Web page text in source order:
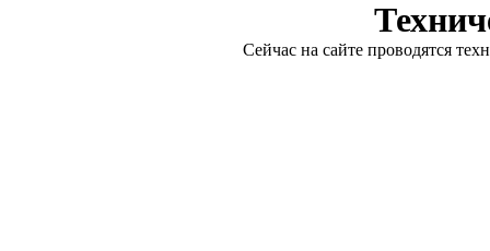
Сейчас на сайте проводятся